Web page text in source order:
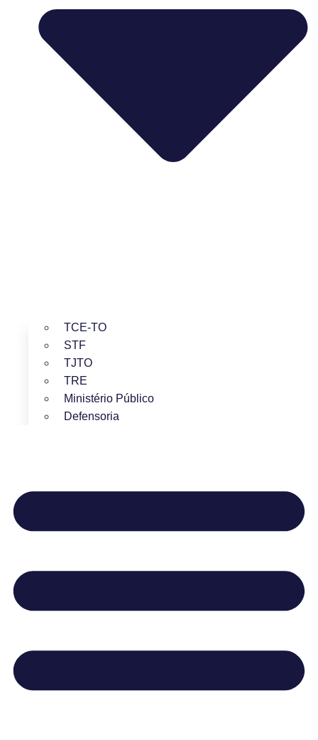
TCE-TO
STF
TJTO
TRE
Ministério Público
Defensoria